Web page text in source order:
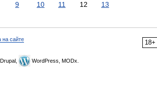
9 10 11 12 13
18+
на сайте
Drupal, WordPress, MODx.